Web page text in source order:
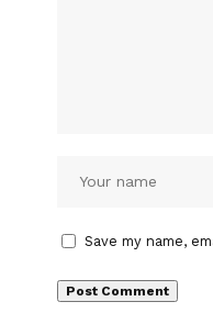
Save my name,